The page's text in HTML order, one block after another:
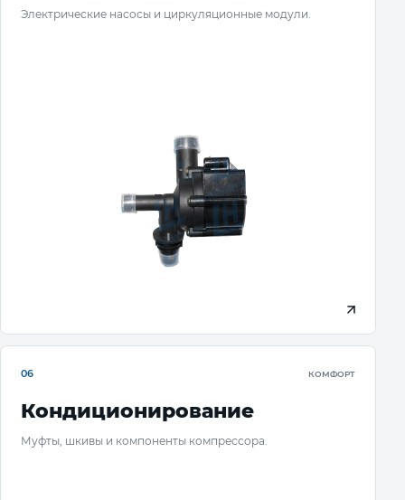
Электрические насосы и циркуляционные модули.
06 КОМФОРТ
Кондиционирование
Муфты, шкивы и компоненты компрессора.